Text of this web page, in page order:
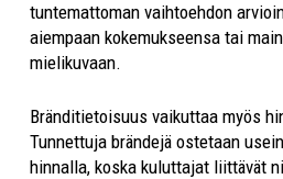
tuntemattoman vaihtoehdon
aiempaan kokemukseensa tai
mielikuvaan.
Bränditietoisuus vaikuttaa myös
Tunnettuja brändejä ostetaan
hinnalla, koska kuluttajat liittävät